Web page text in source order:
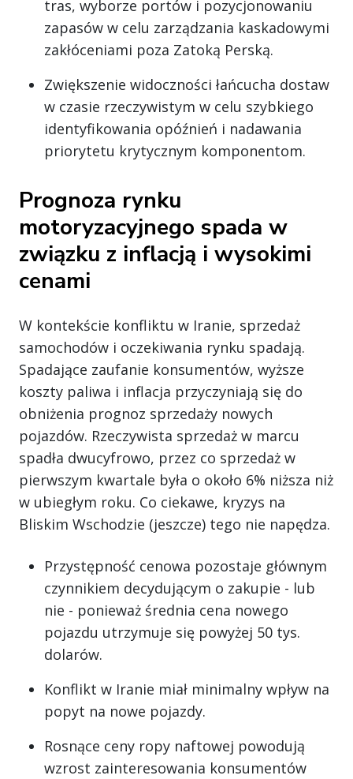
tras, wyborze portów i pozycjonowaniu
zapasów w celu zarządzania kaskadowymi
zakłóceniami poza Zatoką Perską.
Zwiększenie widoczności łańcucha dostaw
w czasie rzeczywistym w celu szybkiego
identyfikowania opóźnień i nadawania
priorytetu krytycznym komponentom.
Prognoza rynku
motoryzacyjnego spada w
związku z inflacją i wysokimi
cenami
W kontekście konfliktu w Iranie, sprzedaż
samochodów i oczekiwania rynku spadają.
Spadające zaufanie konsumentów, wyższe
koszty paliwa i inflacja przyczyniają się do
obniżenia prognoz sprzedaży nowych
pojazdów. Rzeczywista sprzedaż w marcu
spadła dwucyfrowo, przez co sprzedaż w
pierwszym kwartale była o około 6% niższa niż
w ubiegłym roku. Co ciekawe, kryzys na
Bliskim Wschodzie (jeszcze) tego nie napędza.
Przystępność cenowa pozostaje głównym
czynnikiem decydującym o zakupie - lub
nie - ponieważ średnia cena nowego
pojazdu utrzymuje się powyżej 50 tys.
dolarów.
Konflikt w Iranie miał minimalny wpływ na
popyt na nowe pojazdy.
Rosnące ceny ropy naftowej powodują
wzrost zainteresowania konsumentów